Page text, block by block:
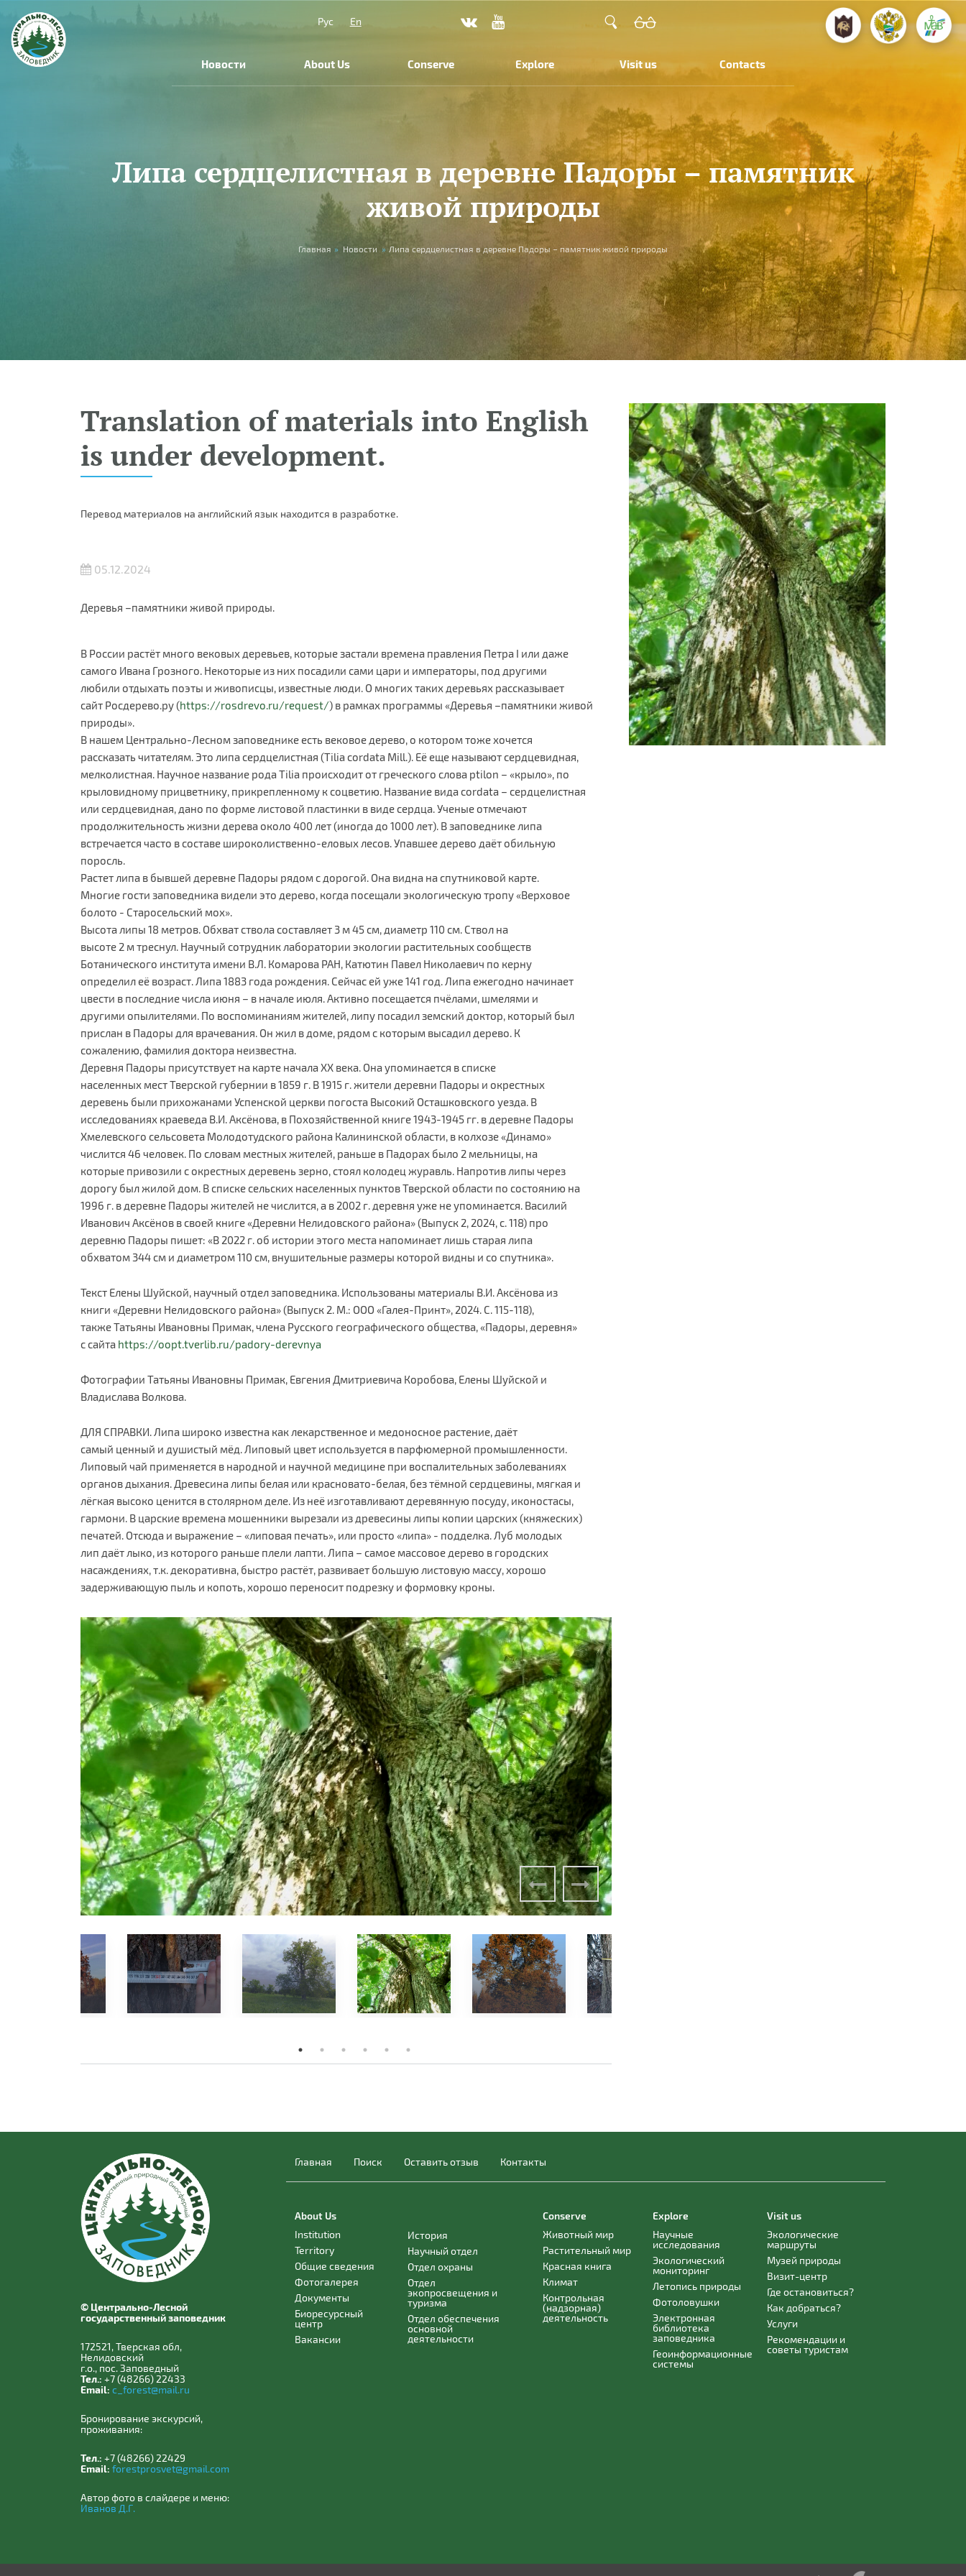
Рус
En
Новости About Us Conserve Explore Visit us Contacts
Липа сердцелистная в деревне Падоры – памятник
живой природы
Главная » Новости » Липа сердцелистная в деревне Падоры – памятник живой природы
Translation of materials into English
is under development.
Перевод материалов на английский язык находится в разработке.
05.12.2024
Деревья –памятники живой природы.
В России растёт много вековых деревьев, которые застали времена правления Петра I или даже
самого Ивана Грозного. Некоторые из них посадили сами цари и императоры, под другими
любили отдыхать поэты и живописцы, известные люди. О многих таких деревьях рассказывает
сайт Росдерево.ру (https://rosdrevo.ru/request/) в рамках программы «Деревья –памятники живой
природы».
В нашем Центрально-Лесном заповеднике есть вековое дерево, о котором тоже хочется
рассказать читателям. Это липа сердцелистная (Tilia cordata Mill.). Её еще называют сердцевидная,
мелколистная. Научное название рода Tilia происходит от греческого слова ptilon – «крыло», по
крыловидному прицветнику, прикрепленному к соцветию. Название вида cordata – сердцелистная
или сердцевидная, дано по форме листовой пластинки в виде сердца. Ученые отмечают
продолжительность жизни дерева около 400 лет (иногда до 1000 лет). В заповеднике липа
встречается часто в составе широколиственно-еловых лесов. Упавшее дерево даёт обильную
поросль.
Растет липа в бывшей деревне Падоры рядом с дорогой. Она видна на спутниковой карте.
Многие гости заповедника видели это дерево, когда посещали экологическую тропу «Верховое
болото - Старосельский мох».
Высота липы 18 метров. Обхват ствола составляет 3 м 45 см, диаметр 110 см. Ствол на
высоте 2 м треснул. Научный сотрудник лаборатории экологии растительных сообществ
Ботанического института имени В.Л. Комарова РАН, Катютин Павел Николаевич по керну
определил её возраст. Липа 1883 года рождения. Сейчас ей уже 141 год. Липа ежегодно начинает
цвести в последние числа июня – в начале июля. Активно посещается пчёлами, шмелями и
другими опылителями. По воспоминаниям жителей, липу посадил земский доктор, который был
прислан в Падоры для врачевания. Он жил в доме, рядом с которым высадил дерево. К
сожалению, фамилия доктора неизвестна.
Деревня Падоры присутствует на карте начала ХХ века. Она упоминается в списке
населенных мест Тверской губернии в 1859 г. В 1915 г. жители деревни Падоры и окрестных
деревень были прихожанами Успенской церкви погоста Высокий Осташковского уезда. В
исследованиях краеведа В.И. Аксёнова, в Похозяйственной книге 1943-1945 гг. в деревне Падоры
Хмелевского сельсовета Молодотудского района Калининской области, в колхозе «Динамо»
числится 46 человек. По словам местных жителей, раньше в Падорах было 2 мельницы, на
которые привозили с окрестных деревень зерно, стоял колодец журавль. Напротив липы через
дорогу был жилой дом. В списке сельских населенных пунктов Тверской области по состоянию на
1996 г. в деревне Падоры жителей не числится, а в 2002 г. деревня уже не упоминается. Василий
Иванович Аксёнов в своей книге «Деревни Нелидовского района» (Выпуск 2, 2024, с. 118) про
деревню Падоры пишет: «В 2022 г. об истории этого места напоминает лишь старая липа
обхватом 344 см и диаметром 110 см, внушительные размеры которой видны и со спутника».
Текст Елены Шуйской, научный отдел заповедника. Использованы материалы В.И. Аксёнова из
книги «Деревни Нелидовского района» (Выпуск 2. М.: ООО «Галея-Принт», 2024. С. 115-118),
также Татьяны Ивановны Примак, члена Русского географического общества, «Падоры, деревня»
с сайта https://oopt.tverlib.ru/padory-derevnya
Фотографии Татьяны Ивановны Примак, Евгения Дмитриевича Коробова, Елены Шуйской и
Владислава Волкова.
ДЛЯ СПРАВКИ. Липа широко известна как лекарственное и медоносное растение, даёт
самый ценный и душистый мёд. Липовый цвет используется в парфюмерной промышленности.
Липовый чай применяется в народной и научной медицине при воспалительных заболеваниях
органов дыхания. Древесина липы белая или красновато-белая, без тёмной сердцевины, мягкая и
лёгкая высоко ценится в столярном деле. Из неё изготавливают деревянную посуду, иконостасы,
гармони. В царские времена мошенники вырезали из древесины липы копии царских (княжеских)
печатей. Отсюда и выражение – «липовая печать», или просто «липа» - подделка. Луб молодых
лип даёт лыко, из которого раньше плели лапти. Липа – самое массовое дерево в городских
насаждениях, т.к. декоративна, быстро растёт, развивает большую листовую массу, хорошо
задерживающую пыль и копоть, хорошо переносит подрезку и формовку кроны.
© Центрально-Лесной
государственный заповедник
172521, Тверская обл,
Нелидовский
г.о., пос. Заповедный
Тел.: +7 (48266) 22433
Email: c_forest@mail.ru
Бронирование экскурсий,
проживания:
Тел.: +7 (48266) 22429
Email: forestprosvet@gmail.com
Автор фото в слайдере и меню:
Иванов Д.Г.
Главная Поиск Оставить отзыв Контакты
About Us
Institution
Territory
Общие сведения
Фотогалерея
Документы
Биоресурсный
центр
Вакансии
История
Научный отдел
Отдел охраны
Отдел
экопросвещения и
туризма
Отдел обеспечения
основной
деятельности
Conserve
Животный мир
Растительный мир
Красная книга
Климат
Контрольная
(надзорная)
деятельность
Explore
Научные
исследования
Экологический
мониторинг
Летопись природы
Фотоловушки
Электронная
библиотека
заповедника
Геоинформационные
системы
Visit us
Экологические
маршруты
Музей природы
Визит-центр
Где остановиться?
Как добраться?
Услуги
Рекомендации и
советы туристам